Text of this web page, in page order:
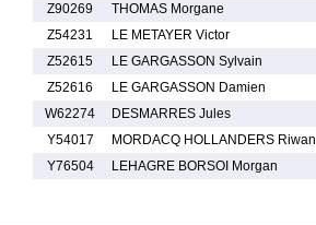
Z90269
THOMAS Morgane
Z54231
LE METAYER Victor
Z52615
LE GARGASSON Sylvain
Z52616
LE GARGASSON Damien
W62274
DESMARRES Jules
Y54017
MORDACQ HOLLANDERS Riwan
Y76504
LEHAGRE BORSOI Morgan